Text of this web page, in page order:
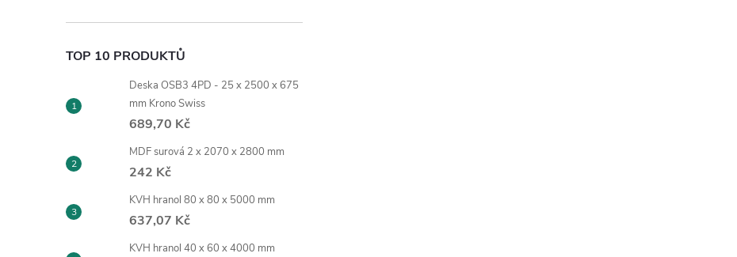
TOP 10 PRODUKTŮ
Deska OSB3 4PD - 25 x 2500 x 675
mm Krono Swiss
689,70 Kč
MDF surová 2 x 2070 x 2800 mm
242 Kč
KVH hranol 80 x 80 x 5000 mm
637,07 Kč
KVH hranol 40 x 60 x 4000 mm